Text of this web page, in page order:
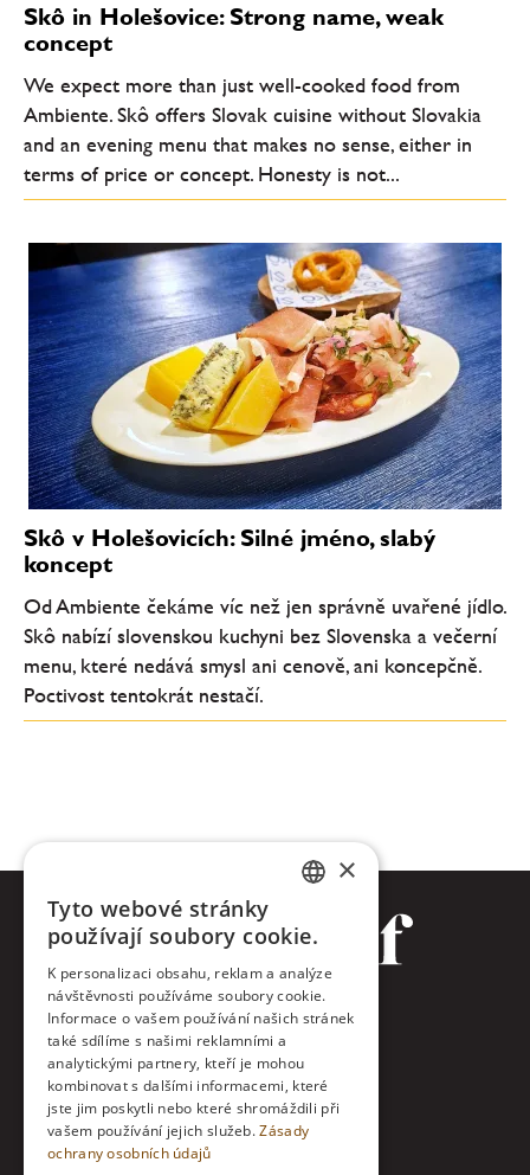
Skô in Holešovice: Strong name, weak
concept
We expect more than just well-cooked food from
Ambiente. Skô offers Slovak cuisine without Slovakia
and an evening menu that makes no sense, either in
terms of price or concept. Honesty is not...
Skô v Holešovicích: Silné jméno, slabý
koncept
Od Ambiente čekáme víc než jen správně uvařené jídlo.
Skô nabízí slovenskou kuchyni bez Slovenska a večerní
menu, které nedává smysl ani cenově, ani koncepčně.
Poctivost tentokrát nestačí.
Facebook
Twitter
Instagram
LinkedIn
ENGLISH
×
Tyto webové stránky
používají soubory cookie.
K personalizaci obsahu, reklam a analýze
návštěvnosti používáme soubory cookie.
Informace o vašem používání našich stránek
také sdílíme s našimi reklamními a
analytickými partnery, kteří je mohou
kombinovat s dalšími informacemi, které
jste jim poskytli nebo které shromáždili při
vašem používání jejich služeb.Zásady
ochrany osobních údajů